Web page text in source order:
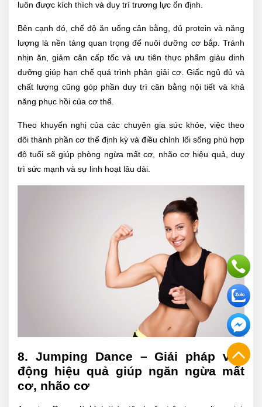
luôn được kích thích và duy trì trương lực ổn định.
Bên cạnh đó, chế độ ăn uống cân bằng, đủ protein và năng
lượng là nền tảng quan trọng để nuôi dưỡng cơ bắp. Tránh
nhịn ăn, giảm cân cấp tốc và ưu tiên thực phẩm giàu dinh
dưỡng giúp hạn chế quá trình phân giải cơ. Giấc ngủ đủ và
chất lượng cũng góp phần duy trì cân bằng nội tiết và khả
năng phục hồi của cơ thể.
Theo khuyến nghị của các chuyên gia sức khỏe, việc theo
dõi thành phần cơ thể định kỳ và điều chỉnh lối sống phù hợp
độ tuổi sẽ giúp phòng ngừa mất cơ, nhão cơ hiệu quả, duy
trì sức mạnh và sự linh hoạt lâu dài.
8. Jumping Dance – Giải pháp vận
động hiệu quả giúp ngăn ngừa mất
cơ, nhão cơ